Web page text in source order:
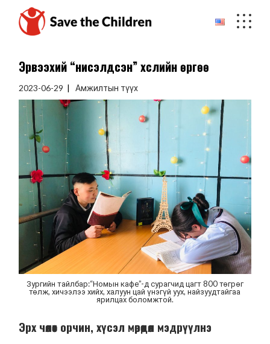
content
Эрвээхий “нисэлдсэн” хүслийн өргөө
2023-06-29 Амжилтын түүх
Зургийн тайлбар:“Номын кафе”-д сурагчид цагт 800 төгрөг
төлж, хичээлээ хийх, халуун цай үнэгүй уух, найзуудтайгаа
ярилцах боломжтой.
Эрх чөлөөт орчин, хүсэл мөрөөдөл мэдрүүлнэ